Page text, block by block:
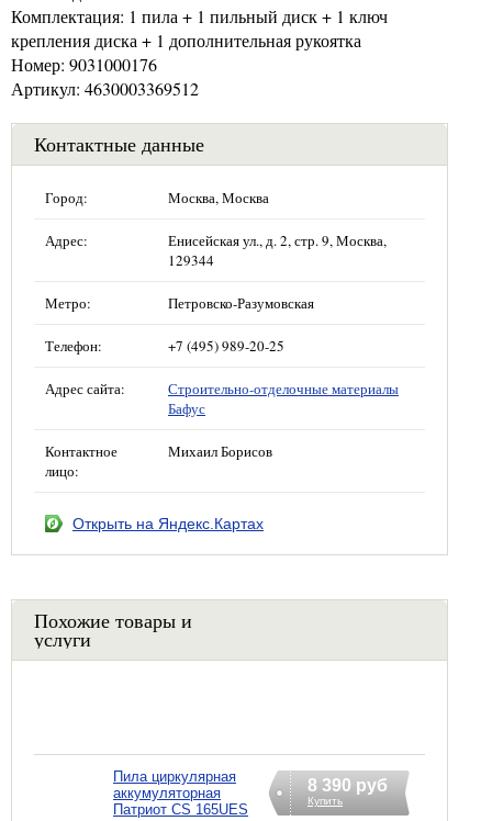
Комплектация: 1 пила + 1 пильный диск + 1 ключ
крепления диска + 1 дополнительная рукоятка
Номер: 9031000176
Артикул: 4630003369512
Контактные данные
Город: Москва, Москва
Адрес:
Енисейская ул., д. 2, стр. 9, Москва,
129344
Метро: Петровско-Разумовская
Телефон: +7 (495) 989-20-25
Адрес сайта:
Строительно-отделочные материалы
Бафус
Контактное
лицо:
Михаил Борисов
Открыть на Яндекс.Картах
Похожие товары и
услуги
Пила циркулярная
аккумуляторная
Патриот CS 165UES
8 390 руб
Купить